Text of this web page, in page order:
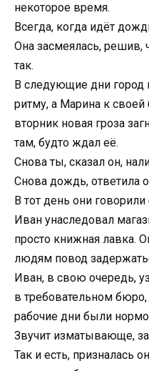
некоторое время.
Всегда, когда идёт
Она засмеялась, решив,
так.
В следующие дни город
ритму, а Марина к
вторник новая гроза
там, будто ждал её.
Снова ты, сказал он,
Снова дождь, ответила
В тот день они
Иван унаследовал
просто книжная лавка.
людям повод
Иван, в свою очередь,
в требовательном
рабочие дни были
Звучит изматывающе,
Так и есть, призналась